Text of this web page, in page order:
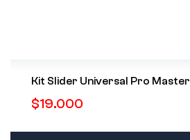
Kit Slider Universal Pro Master
$19.000